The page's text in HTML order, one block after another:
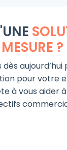
MESURE ?
aujourd’hui
pour votre
à vous aider